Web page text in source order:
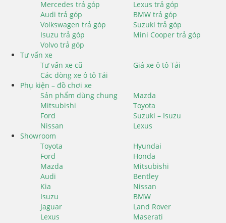
Mercedes trả góp
Lexus trả góp
Audi trả góp
BMW trả góp
Volkswagen trả góp
Suzuki trả góp
Isuzu trả góp
Mini Cooper trả góp
Volvo trả góp
Tư vấn xe
Tư vấn xe cũ
Giá xe ô tô Tải
Các dòng xe ô tô Tải
Phụ kiện – đồ chơi xe
Sản phẩm dùng chung
Mazda
Mitsubishi
Toyota
Ford
Suzuki – Isuzu
Nissan
Lexus
Showroom
Toyota
Hyundai
Ford
Honda
Mazda
Mitsubishi
Audi
Bentley
Kia
Nissan
Isuzu
BMW
Jaguar
Land Rover
Lexus
Maserati